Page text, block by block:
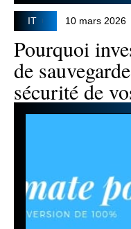
IT 10 mars 2026
Pourquoi
de
sécurité de